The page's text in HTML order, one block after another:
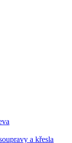
a křesla